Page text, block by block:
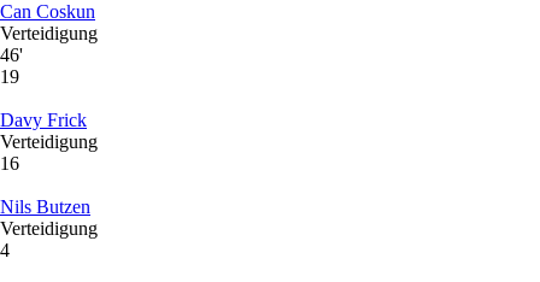
Can Coskun
Verteidigung
46'
19
Davy Frick
Verteidigung
16
Nils Butzen
Verteidigung
4